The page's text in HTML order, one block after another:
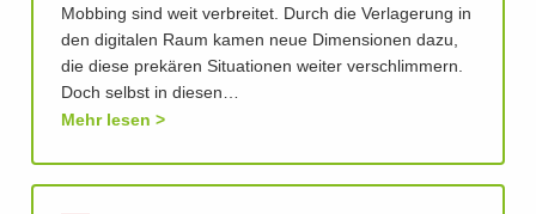
Mobbing sind weit verbreitet. Durch die Verlagerung in
den digitalen Raum kamen neue Dimensionen dazu,
die diese prekären Situationen weiter verschlimmern.
Doch selbst in diesen…
Mehr lesen